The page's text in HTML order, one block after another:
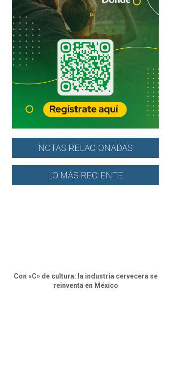
NOTAS RELACIONADAS
LO MÁS RECIENTE
Con «C» de cultura: la industria cervecera se
reinventa en México